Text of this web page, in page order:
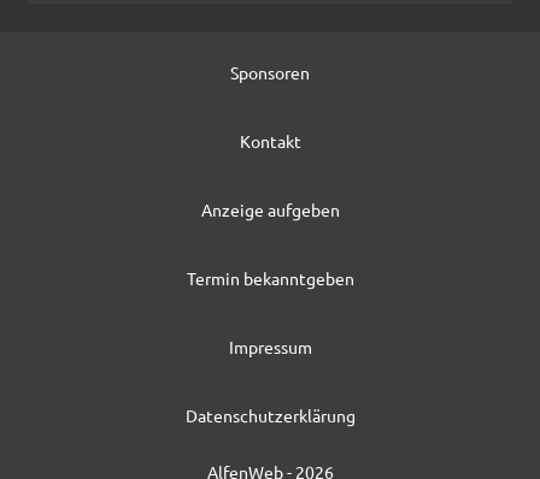
Sponsoren
Kontakt
Anzeige aufgeben
Termin bekanntgeben
Impressum
Datenschutzerklärung
AlfenWeb - 2026